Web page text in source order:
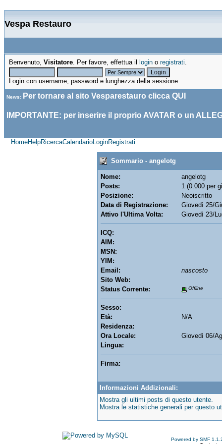
Vespa Restauro
Benvenuto, Visitatore. Per favore, effettua il login o registrati.
Login con username, password e lunghezza della sessione
News: Per tornare al sito Vesparestauro clicca QUI
IMPORTANTE: per inserire il proprio AVATAR o un
HomeHelpRicercaCalendarioLoginRegistrati
Sommario - angelotg
Nome:
angelotg
Posts:
1 (0.000 per
Posizione:
Neoiscritto
Data di Registrazione:
Giovedì 25/
Attivo l'Ultima Volta:
Giovedì 23/
ICQ:
AIM:
MSN:
YIM:
Email:
nascosto
Sito Web:
Status Corrente:
Offline
Sesso:
Età:
N/A
Residenza:
Ora Locale:
Giovedì 06/
Lingua:
Firma:
Informazioni Addizionali:
Mostra gli ultimi posts di questo utente.
Mostra le statistiche generali per questo
Powered by SMF